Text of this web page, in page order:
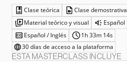
Clase teórica
Clase demostrativa
Material teórico y visual
Español
Español / Inglés
1h 33m 14s
30 días de acceso a la plataforma
ESTA MASTERCLASS INCLUYE